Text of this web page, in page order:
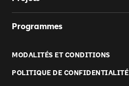
Programmes
MODALITÉS ET CONDITIONS
POLITIQUE DE CONFIDENTIALITÉ